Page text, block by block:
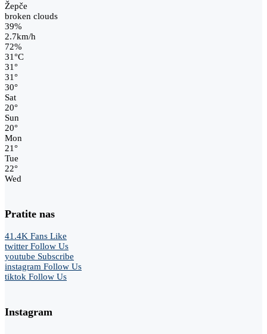
Žepče
broken clouds
39%
2.7km/h
72%
31°C
31°
31°
30°
Sat
20°
Sun
20°
Mon
21°
Tue
22°
Wed
Pratite nas
41.4K Fans Like
twitter Follow Us
youtube Subscribe
instagram Follow Us
tiktok Follow Us
Instagram